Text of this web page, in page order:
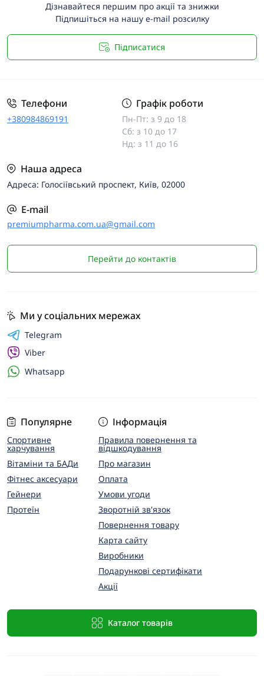
Дізнавайтеся першим про акції та знижки
Підпишіться на нашу e-mail розсилку
Підписатися
Телефони
+380984869191
Графік роботи
Пн-Пт: з 9 до 18
Сб: з 10 до 17
Нд: з 11 до 16
Наша адреса
Адреса: Голосіївський проспект, Київ, 02000
E-mail
premiumpharma.com.ua@gmail.com
Перейти до контактів
Популярне
Спортивне
харчування
Вітаміни та БАДи
Фітнес аксесуари
Гейнери
Протеїн
Інформація
Правила повернення та
відшкодування
Про магазин
Оплата
Умови угоди
Зворотній зв'язок
Повернення товару
Карта сайту
Виробники
Подарункові сертифікати
Акції
Каталог товарів
Ми у соціальних мережах
Telegram
Viber
Whatsapp